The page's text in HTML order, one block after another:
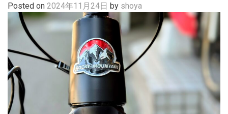
Posted on 2024年11月24日 by shoya